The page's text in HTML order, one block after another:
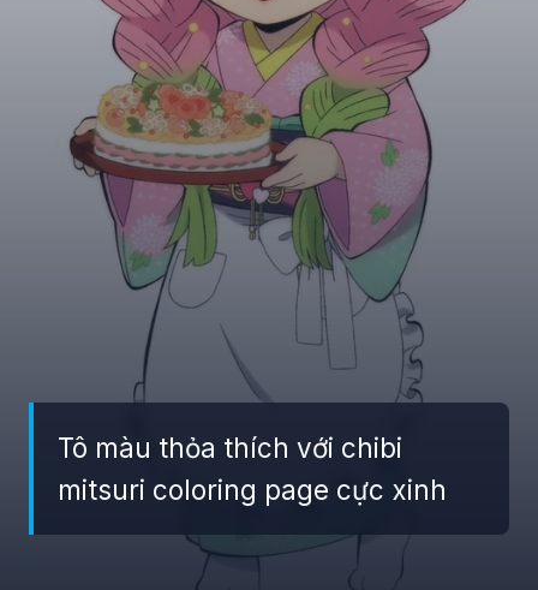
Tô màu thỏa thích với chibi
mitsuri coloring page cực xinh